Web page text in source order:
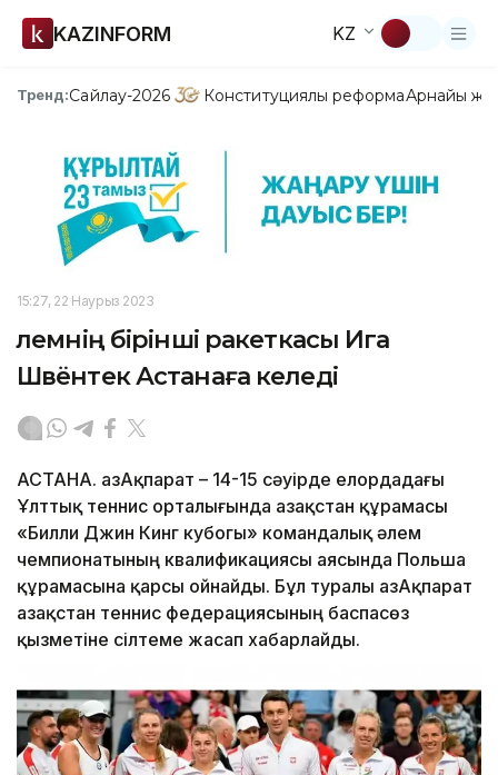
KAZINFORM KZ
Тренд:Сайлау-2026 Конституциялық реформаАрнайы
15:27, 22 Наурыз 2023
Әлемнің бірінші ракеткасы Ига
Швёнтек Астанаға келеді
АСТАНА. ҚазАқпарат – 14-15 сәуірде елордадағы
Ұлттық теннис орталығында Қазақстан құрамасы
«Билли Джин Кинг кубогы» командалық әлем
чемпионатының квалификациясы аясында Польша
құрамасына қарсы ойнайды. Бұл туралы ҚазАқпарат
Қазақстан теннис федерациясының баспасөз
қызметіне сілтеме жасап хабарлайды.